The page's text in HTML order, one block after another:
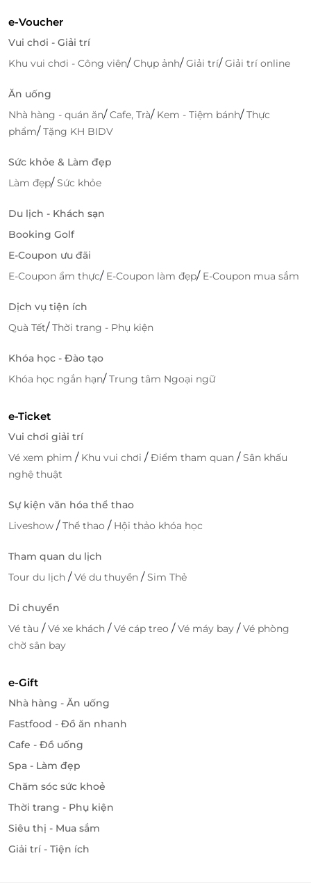
e-Voucher
Vui chơi - Giải trí
Khu vui chơi - Công viên/Chụp ảnh/Giải trí/Giải trí online
Ăn uống
Nhà hàng - quán ăn/Cafe, Trà/ Kem - Tiệm bánh/Thực
phẩm/Tặng KH BIDV
Sức khỏe & Làm đẹp
Làm đẹp/Sức khỏe
Du lịch - Khách sạn
Booking Golf
E-Coupon ưu đãi
E-Coupon ẩm thực/ E-Coupon làm đẹp/ E-Coupon mua sắm
Dịch vụ tiện ích
Quà Tết/Thời trang - Phụ kiện
Khóa học - Đào tạo
Khóa học ngắn hạn/Trung tâm Ngoại ngữ
e-Ticket
Vui chơi giải trí
Vé xem phim / Khu vui chơi /Điểm tham quan /Sân khấu
nghệ thuật
Sự kiện văn hóa thể thao
Liveshow /Thể thao / Hội thảo khóa học
Tham quan du lịch
Tour du lịch /Vé du thuyền /Sim Thẻ
Di chuyển
Vé tàu /Vé xe khách /Vé cáp treo /Vé máy bay /Vé phòng
chờ sân bay
e-Gift
Nhà hàng - Ăn uống
Fastfood - Đồ ăn nhanh
Cafe - Đồ uống
Spa - Làm đẹp
Chăm sóc sức khoẻ
Thời trang - Phụ kiện
Siêu thị - Mua sắm
Giải trí - Tiện ích